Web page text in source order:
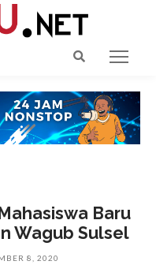
Baru
Wagub Sulsel
8, 2020